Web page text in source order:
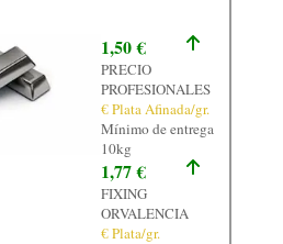
1,50 €
PRECIO
PROFESIONALES
€ Plata Afinada/gr.
Mínimo de entrega
10kg
1,77 €
FIXING
ORVALENCIA
€ Plata/gr.